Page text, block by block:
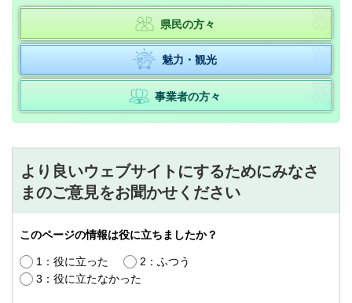
県民の方々
魅力・観光
事業者の方々
より良いウェブサイトにするためにみなさ
まのご意見をお聞かせください
このページの情報は役に立ちましたか？
1：役に立った
2：ふつう
3：役に立たなかった